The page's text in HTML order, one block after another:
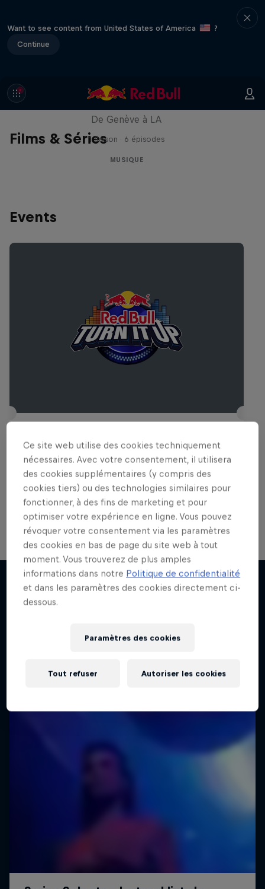
Want to see content from United States of America
?
Continue
Films & Séries
All Access : Danitsa
De Genève à LA
1 Saison · 6 épisodes
MUSIQUE
Events
4 Décembre 2025
D! Club, Lausanne, Suisse
J'en veux encore !
All Access : Danitsa
De Genève à LA
MUSIQUE
Visions of Greatness
1 Saison · 1 Épisode
Ce site web utilise des cookies techniquement
nécessaires. Avec votre consentement, il utilisera
des cookies supplémentaires (y compris des
cookies tiers) ou des technologies similaires pour
fonctionner, à des fins de marketing et pour
optimiser votre expérience en ligne. Vous pouvez
révoquer votre consentement via les paramètres
des cookies en bas de page du site web à tout
moment. Vous trouverez de plus amples
informations dans notre Politique de confidentialité
et dans les paramètres des cookies directement ci-
dessous.
Paramètres des cookies
Tout refuser Autoriser les cookies